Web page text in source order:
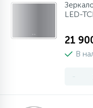
LED-
21
В
-